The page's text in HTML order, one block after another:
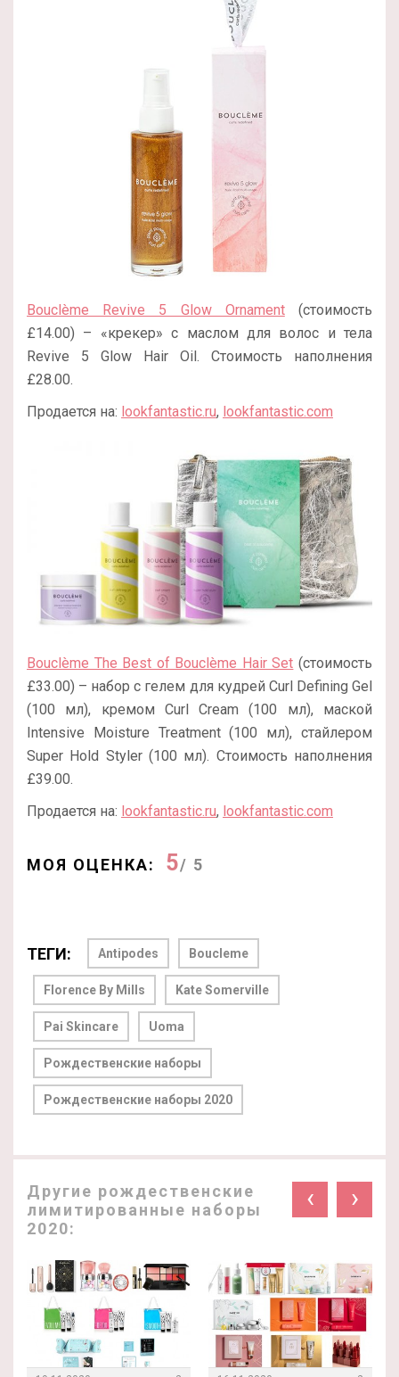
Bouclème Revive 5 Glow Ornament(стоимость
£14.00) – «крекер» с маслом для волос и тела
Revive 5 Glow Hair Oil. Стоимость наполнения
£28.00.
Продается на: lookfantastic.ru, lookfantastic.com
Bouclème The Best of Bouclème Hair Set (стоимость
£33.00) – набор с гелем для кудрей Curl Defining Gel
(100 мл), кремом Curl Cream (100 мл), маской
Intensive Moisture Treatment (100 мл), стайлером
Super Hold Styler (100 мл). Стоимость наполнения
£39.00.
Продается на: lookfantastic.ru, lookfantastic.com
МОЯ ОЦЕНКА: 5/ 5
ТЕГИ: Antipodes Boucleme
Florence By Mills Kate Somerville
Pai Skincare Uoma
Рождественские наборы
Рождественские наборы 2020
Другие рождественские
лимитированные наборы
2020:
‹ ›